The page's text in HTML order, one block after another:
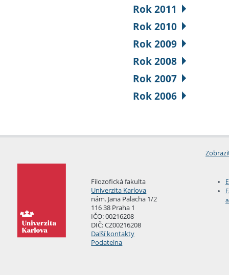
Rok 2011
Rok 2010
Rok 2009
Rok 2008
Rok 2007
Rok 2006
Filozofická fakulta
Univerzita Karlova
nám. Jana Palacha 1/2
116 38 Praha 1
IČO: 00216208
DIČ: CZ00216208
Další kontakty
Podatelna